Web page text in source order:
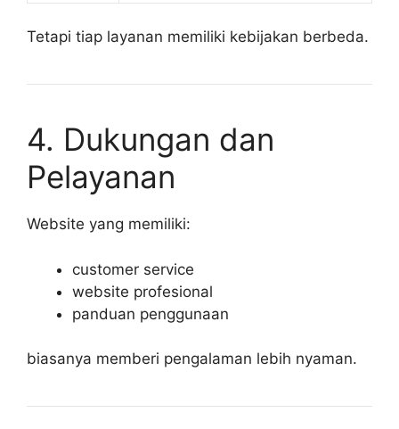
Tetapi tiap layanan memiliki kebijakan berbeda.
4. Dukungan dan
Pelayanan
Website yang memiliki:
customer service
website profesional
panduan penggunaan
biasanya memberi pengalaman lebih nyaman.